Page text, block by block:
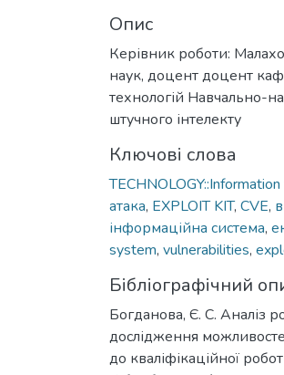
Опис
Керівник роботи:
наук, доцент доцент
технологій Навчально-
штучного інтелекту
Ключові слова
атака, EXPLOIT KIT, CVE,
інформаційна система,
system, vulnerabilities,
Бібліографічний
Богданова, Є. С. Аналіз
дослідження
до кваліфікаційної